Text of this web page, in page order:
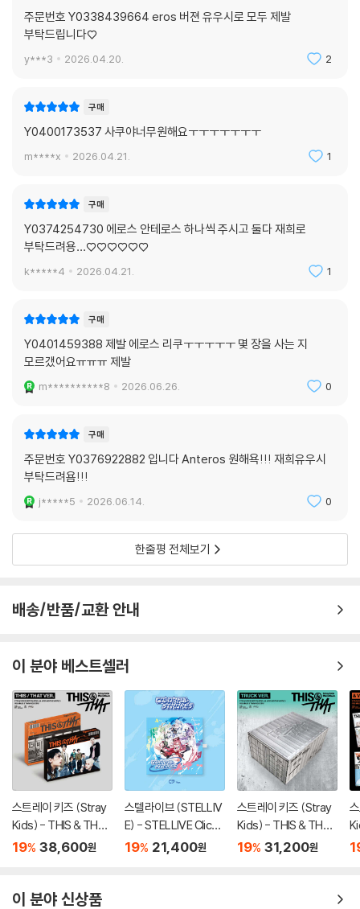
주문번호 Y0338439664 eros 버젼 유우시로 모두 제발
부탁드립니다♡
y***3 2026.04.20. 2
구매
Y0400173537 사쿠야너무원해요ㅜㅜㅜㅜㅜㅜㅜ
m****x 2026.04.21. 1
구매
Y0374254730 에로스 안테로스 하나씩 주시고 둘다 재희로
부탁드려용…♡♡♡♡♡♡
k*****4 2026.04.21. 1
구매
Y0401459388 제발 에로스 리쿠ㅜㅜㅜㅜㅜ 몇 장을 사는 지
모르갰어요ㅠㅠㅠ 제발
m**********8 2026.06.26. 0
구매
주문번호 Y0376922882 입니다 Anteros 원해욕!!! 재희유우시
부탁드려욤!!!
j*****5 2026.06.14. 0
한줄평 전체보기
배송/반품/교환 안내
이 분야 베스트셀러
스트레이 키즈 (Stray
Kids) - THIS & THAT
[2종 SET]
19% 38,600원
스텔라이브 (STELLIV
E) - STELLIVE Cliche
1st EP 「Colorful Stro
19% 21,400원
스트레이 키즈 (Stray
Kids) - THIS & THAT
[TRUCK VER.]
19% 31,200원
이 분야 신상품